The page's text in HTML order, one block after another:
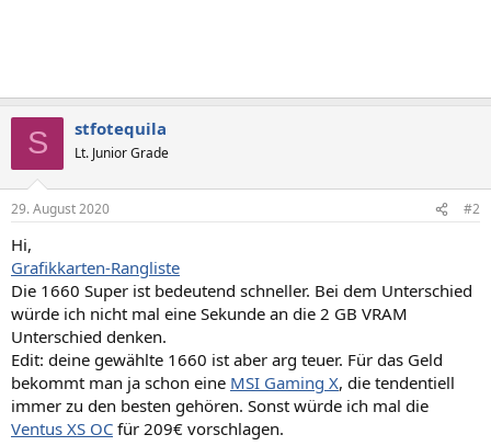
S stfotequila
Lt. Junior Grade
29. August 2020 #2
Hi,
Grafikkarten-Rangliste
Die 1660 Super ist bedeutend schneller. Bei dem Unterschied
würde ich nicht mal eine Sekunde an die 2 GB VRAM
Unterschied denken.
Edit: deine gewählte 1660 ist aber arg teuer. Für das Geld
bekommt man ja schon eine MSI Gaming X, die tendentiell
immer zu den besten gehören. Sonst würde ich mal die
Ventus XS OC für 209€ vorschlagen.